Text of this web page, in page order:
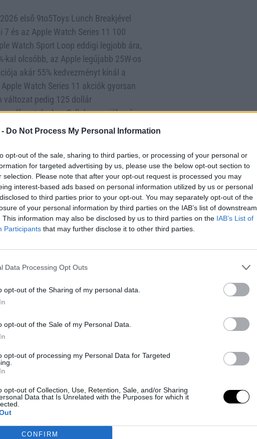
Do Not Process My Personal Information
opt-out of the sale, sharing to third parties, or processing of your personal or
for targeted advertising by us, please use the below opt-out section to
selection. Please note that after your opt-out request is processed you may
interest-based ads based on personal information utilized by us or personal
to third parties prior to your opt-out. You may separately opt-out of the
of your personal information by third parties on the IAB’s list of downstream
This information may also be disclosed by us to third parties on the IAB’s List of
Participants that may further disclose it to other third parties.
Data Processing Opt Outs
opt-out of the Sharing of my personal data.
opt-out of the Sale of my Personal Data.
opt-out of processing my Personal Data for Targeted
opt-out of Collection, Use, Retention, Sale, and/or Sharing
Data that Is Unrelated with the Purposes for which it
CONFIRM
első 9to5Toys Lunch Breakjével
és az Apple Watch Series 11 100
Watch Sport Loop eddigi legjobb ára,
kal olcsóbb, az Apple legújabb 25W-os
akár 55% kedvezményt kínál a
Watch Series 11 akciók gyorsan
változat pedig 125 dollár
elfogytak, de a Cellular verziók még
Watch Sport Loop ismét elérhető a
Ez a kedvezmény ritka, hiszen
óta.
ami ideális lehet az ünnepi
i rekordárhoz közelít, különösen
“kiváló” állapotú változata Best
év Apple garanciával rendelkezik.
Anker-töltők pedig akár 55%-os
is 33%-kal olcsóbb, 39 dollárért. Ezek
beszerzésére, de sietni érdem,
11-ipad-mini-sport-loop/
Nagy Tévedése
hogy naponta megkapd a